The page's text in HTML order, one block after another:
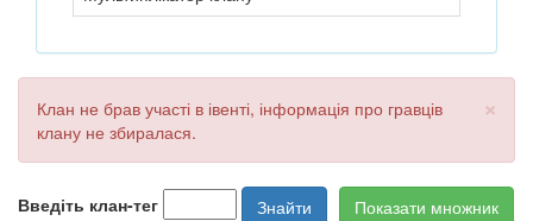
×
Клан не брав участі в івенті, інформація про гравців
клану не збиралася.
Введіть клан-тег Знайти
Показати множник